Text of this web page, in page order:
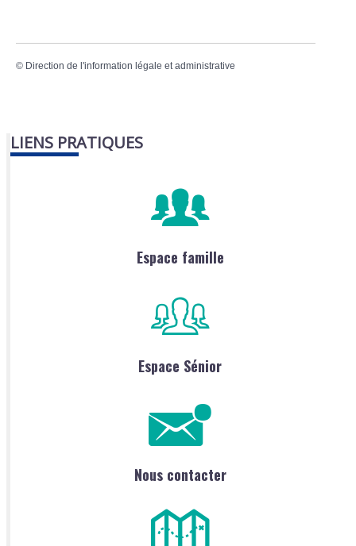
© Direction de l'information légale et administrative
LIENS PRATIQUES
Espace famille
Espace Sénior
Nous contacter